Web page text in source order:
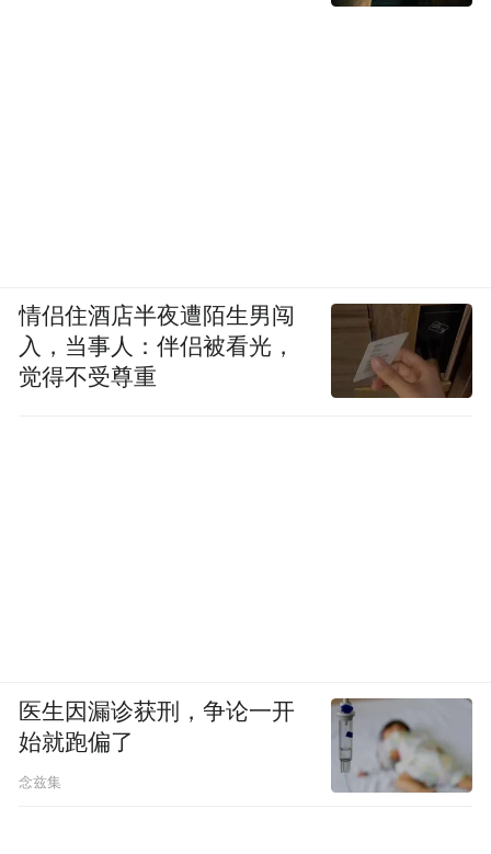
情侣住酒店半夜遭陌生男闯
入，当事人：伴侣被看光，
觉得不受尊重
医生因漏诊获刑，争论一开
始就跑偏了
念兹集